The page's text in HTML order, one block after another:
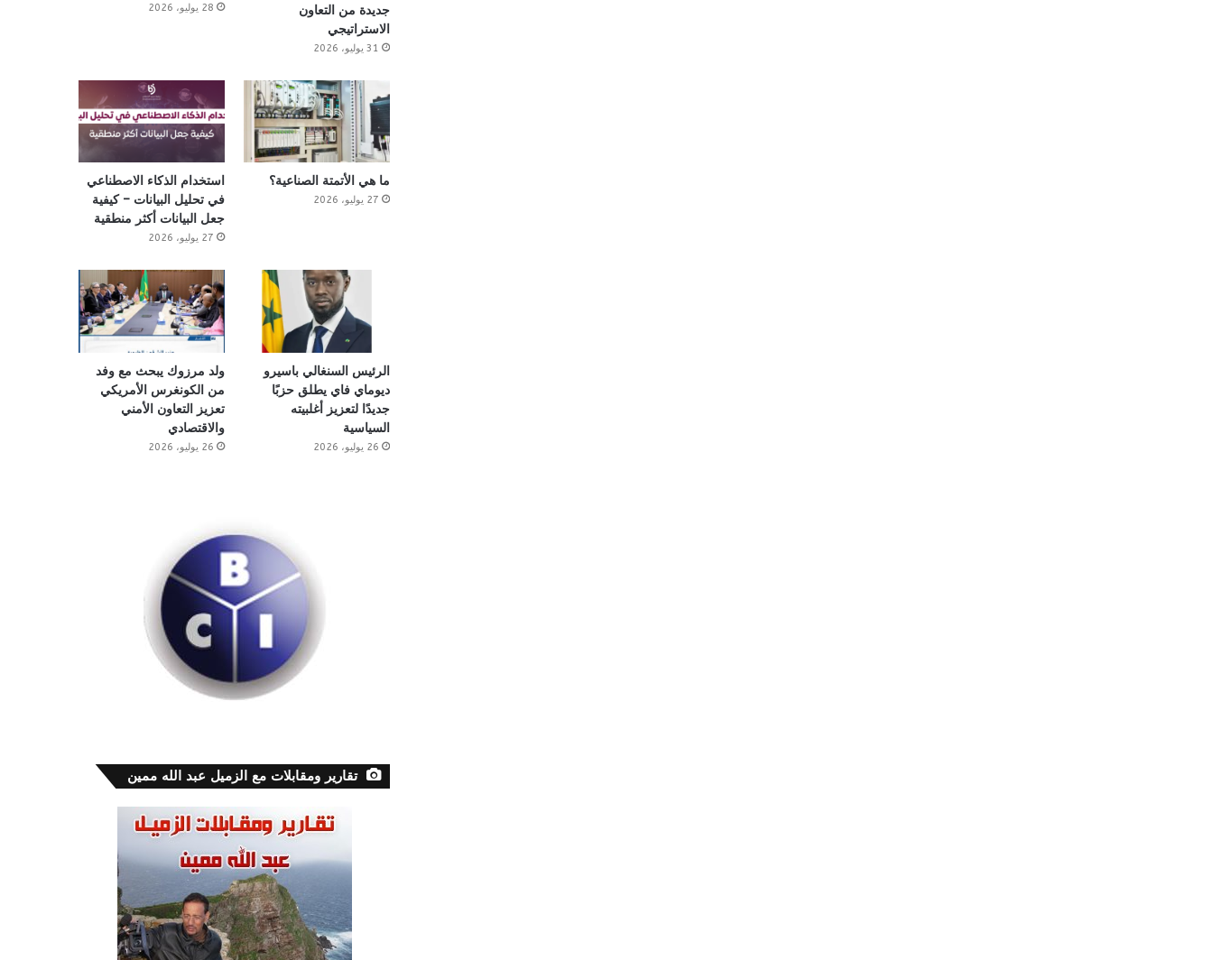
جديدة من التعاون
الاستراتيجي
31 يوليو، 2026
28 يوليو، 2026
ما هي الأتمتة الصناعية؟
27 يوليو، 2026
استخدام الذكاء الاصطناعي
في تحليل البيانات – كيفية
جعل البيانات أكثر منطقية
27 يوليو، 2026
الرئيس السنغالي باسيرو
ديوماي فاي يطلق حزبًا
جديدًا لتعزيز أغلبيته
السياسية
26 يوليو، 2026
ولد مرزوك يبحث مع وفد
من الكونغرس الأمريكي
تعزيز التعاون الأمني
والاقتصادي
26 يوليو، 2026
تقارير ومقابلات مع الزميل عبد الله ممين